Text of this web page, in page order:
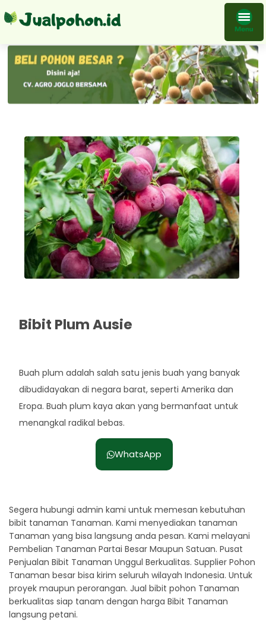
Bibit Plum Ausie Tanaman Buah Okulasi Bisa Beli Ecer
Bibit Plum Ausie
Buah plum adalah salah satu jenis buah yang banyak
dibudidayakan di negara barat, seperti Amerika dan
Eropa. Buah plum kaya akan yang bermanfaat untuk
menangkal radikal bebas.
WhatsApp
Segera hubungi admin kami untuk memesan kebutuhan
bibit tanaman Tanaman. Kami menyediakan tanaman
Tanaman yang bisa langsung anda pesan. Kami melayani
Pembelian Tanaman Partai Besar Maupun Satuan. Pusat
Penjualan Bibit Tanaman Unggul Berkualitas. Supplier Pohon
Tanaman besar bisa kirim seluruh wilayah Indonesia. Untuk
proyek maupun perorangan. Jual bibit pohon Tanaman
berkualitas siap tanam dengan harga Bibit Tanaman
langsung petani.